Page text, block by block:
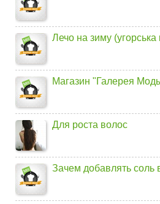
Лечо на зиму (угорська
Магазин "Галерея
Для роста волос
Зачем добавлять соль